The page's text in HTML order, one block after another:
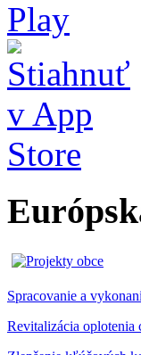
Spracovanie a
Revitalizácia oplotenia